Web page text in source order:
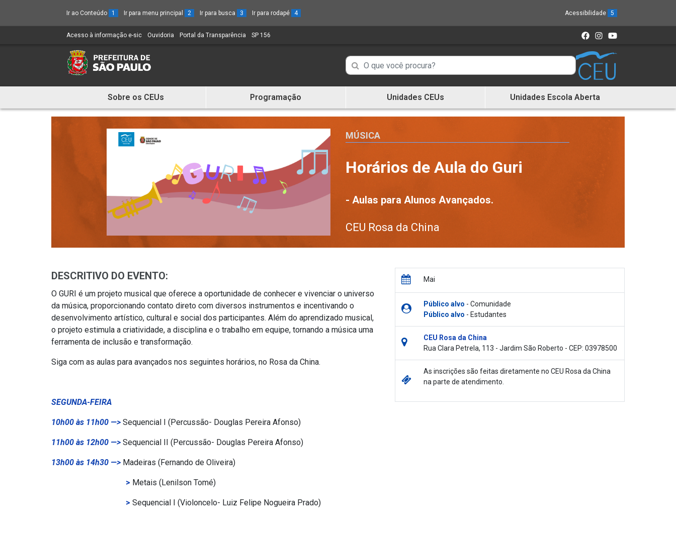
Ir ao Conteúdo 1 Ir para menu principal 2 Ir para busca 3 Ir para rodapé 4 Acessibilidade 5
Acesso à informação e-sic (Link
um
novo
Ouvidoria (Link
Portal da Transparência (Link
SP 156
Campo
de
de
informações
Campo
de
Busca
informações
e
Sobre os CEUs Programação Unidades CEUs Unidades Escola Aberta
MÚSICA
Horários de Aula do Guri
- Aulas para Alunos Avançados.
CEU Rosa da China
DESCRITIVO DO EVENTO:
O GURI é um projeto musical que oferece a oportunidade de conhecer e vivenciar o universo
da música, proporcionando contato direto com diversos instrumentos e incentivando o
desenvolvimento artístico, cultural e social dos participantes. Além do aprendizado musical,
o projeto estimula a criatividade, a disciplina e o trabalho em equipe, tornando a música uma
ferramenta de inclusão e transformação.
Siga com as aulas para avançados nos seguintes horários, no Rosa da China.
SEGUNDA-FEIRA
10h00 às 11h00 —> Sequencial I (Percussão- Douglas Pereira Afonso)
11h00 às 12h00 —> Sequencial II (Percussão- Douglas Pereira Afonso)
13h00 às 14h30 —> Madeiras (Fernando de Oliveira)
> Metais (Lenilson Tomé)
> Sequencial I (Violoncelo- Luiz Felipe Nogueira Prado)
Mai
Público alvo - Comunidade
Público alvo - Estudantes
CEU Rosa da China
Rua Clara Petrela, 113 - Jardim São Roberto - CEP: 03978500
As inscrições são feitas diretamente no CEU Rosa da China
na parte de atendimento.